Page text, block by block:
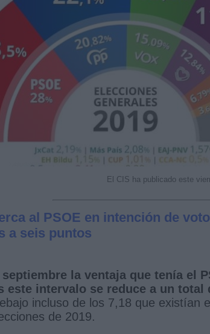
El CIS ha publicado este
al PSOE en intención de
a seis puntos
la ventaja que tenía el
este intervalo se reduce a un total
incluso de los 7,18 que existían
de 2019.